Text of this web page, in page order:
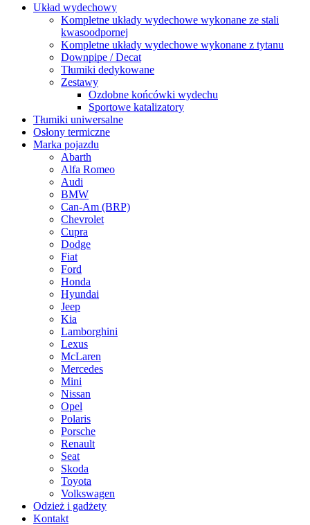
Układ wydechowy
Kompletne układy wydechowe wykonane ze stali
kwasoodpornej
Kompletne układy wydechowe wykonane z tytanu
Downpipe / Decat
Tłumiki dedykowane
Zestawy
Ozdobne końcówki wydechu
Sportowe katalizatory
Tłumiki uniwersalne
Osłony termiczne
Marka pojazdu
Abarth
Alfa Romeo
Audi
BMW
Can-Am (BRP)
Chevrolet
Cupra
Dodge
Fiat
Ford
Honda
Hyundai
Jeep
Kia
Lamborghini
Lexus
McLaren
Mercedes
Mini
Nissan
Opel
Polaris
Porsche
Renault
Seat
Skoda
Toyota
Volkswagen
Odzież i gadżety
Kontakt